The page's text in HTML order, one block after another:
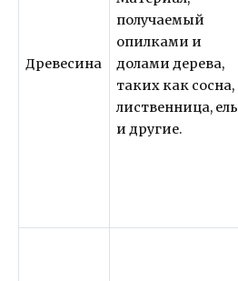
Древесина
получаемый
опилками и
долами дерева,
таких как сосна,
лиственница, ель
и другие.